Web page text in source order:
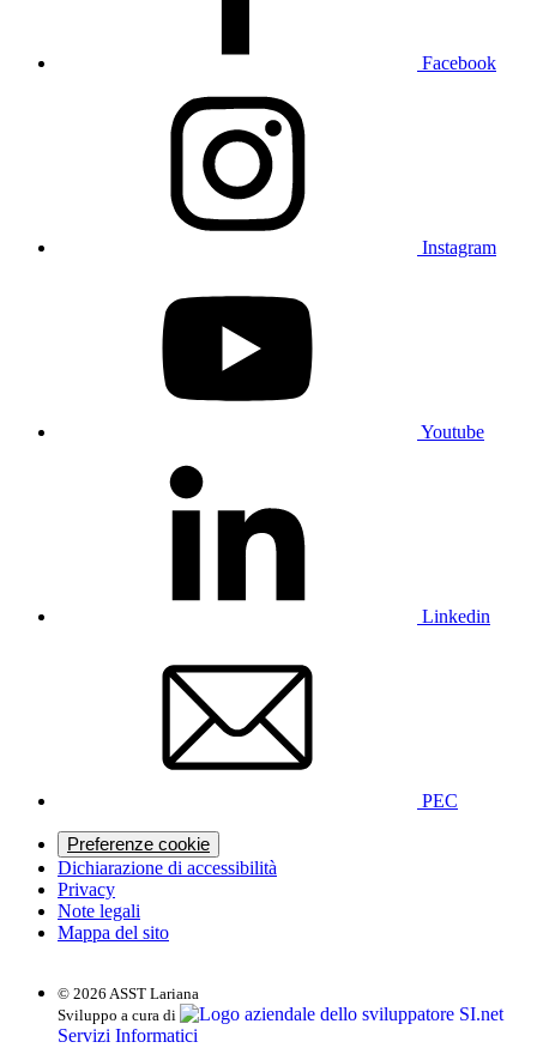
Facebook
Instagram
Youtube
Linkedin
PEC
Preferenze cookie
Dichiarazione di accessibilità
Privacy
Note legali
Mappa del sito
© 2026 ASST Lariana
Sviluppo a cura di
SI.net
Servizi Informatici